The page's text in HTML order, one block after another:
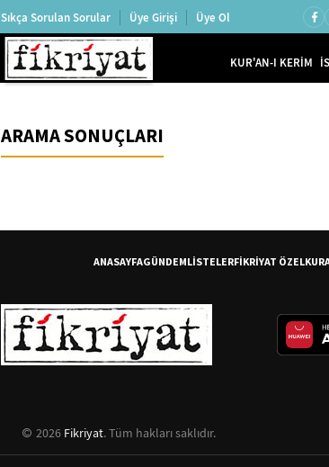
Sıkça Sorulan Sorular Üye Girişi Üye Ol
KUR'AN-I KERİM
ARAMA SONUÇLARI
ANASAYFAGÜNDEMLİSTELERFİKRİYAT ÖZEL
2026 Fikriyat. Tüm hakları saklıdır.